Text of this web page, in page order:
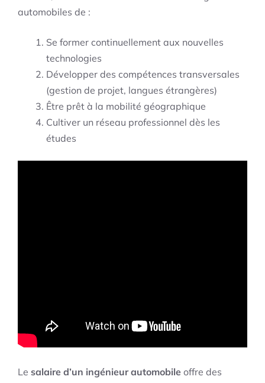
automobiles de :
Se former continuellement aux nouvelles
technologies
Développer des compétences transversales
(gestion de projet, langues étrangères)
Être prêt à la mobilité géographique
Cultiver un réseau professionnel dès les
études
Le salaire d’un ingénieur automobile offre des